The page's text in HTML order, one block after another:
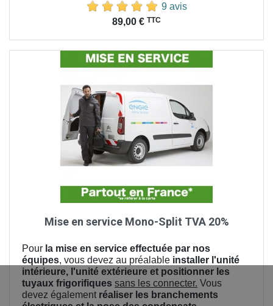
9 avis
89,00 € TTC
Mise en service Mono-Split TVA 20%
Pour la mise en service effectuée par nos
équipes, vous devez au préalable installer l'unité
intérieure, l'unité extérieure et positionner les
tuyaux frigorifiques sans les connecter. Vous
devez également réaliser les branchements